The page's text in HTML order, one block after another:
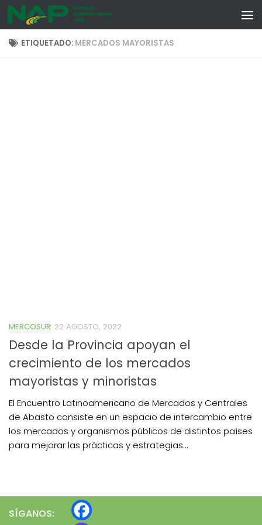
Skip to content
ETIQUETADO: MERCADOS MAYORISTAS
MERCOSUR 22 AGOSTO, 2022
Desde la Provincia apoyan el
crecimiento de los mercados
mayoristas y minoristas
El Encuentro Latinoamericano de Mercados y Centrales
de Abasto consiste en un espacio de intercambio entre
los mercados y organismos públicos de distintos países
para mejorar las prácticas y estrategias...
SÍGANOS: